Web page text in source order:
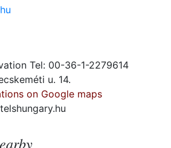
Tel: 00-36-1-2279614
u. 14.
on Google maps